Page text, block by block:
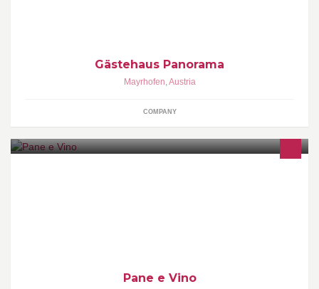
Gästehaus Panorama
Mayrhofen,Austria
COMPANY
Pane e Vino